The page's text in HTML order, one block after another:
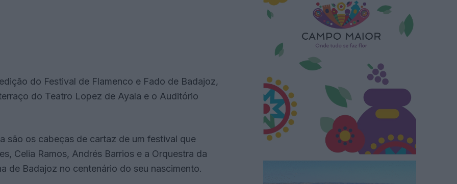
do Festival de Flamenco e Fado de Badajoz,
do Teatro Lopez de Ayala e o Auditório
são os cabeças de cartaz de um festival que
Celia Ramos, Andrés Barrios e a Orquestra da
de Badajoz no centenário do seu nascimento.